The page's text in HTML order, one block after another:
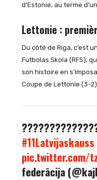
d’Estonie, au terme
Lettonie :
Du côté de Riga, c’est
Futbolas Skola (RFS),
son histoire en
Coupe de Lettonie (3-2).
#11Latvijaskauss
pic.twitter.com/
federācija